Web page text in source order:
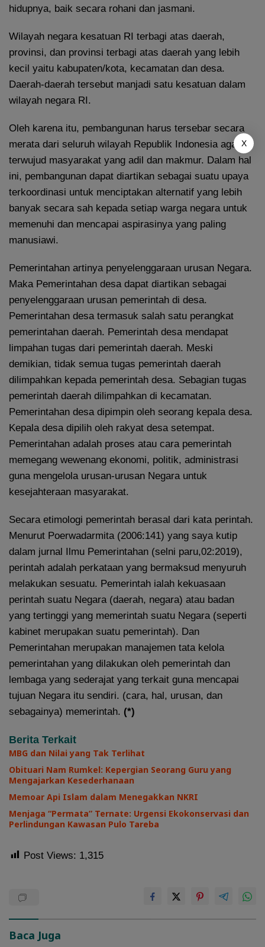
hidupnya, baik secara rohani dan jasmani.
Wilayah negara kesatuan RI terbagi atas daerah,
provinsi, dan provinsi terbagi atas daerah yang lebih
kecil yaitu kabupaten/kota, kecamatan dan desa.
Daerah-daerah tersebut manjadi satu kesatuan dalam
wilayah negara RI.
Oleh karena itu, pembangunan harus tersebar secara
merata dari seluruh wilayah Republik Indonesia agar
terwujud masyarakat yang adil dan makmur. Dalam hal
ini, pembangunan dapat diartikan sebagai suatu upaya
terkoordinasi untuk menciptakan alternatif yang lebih
banyak secara sah kepada setiap warga negara untuk
memenuhi dan mencapai aspirasinya yang paling
manusiawi.
Pemerintahan artinya penyelenggaraan urusan Negara.
Maka Pemerintahan desa dapat diartikan sebagai
penyelenggaraan urusan pemerintah di desa.
Pemerintahan desa termasuk salah satu perangkat
pemerintahan daerah. Pemerintah desa mendapat
limpahan tugas dari pemerintah daerah. Meski
demikian, tidak semua tugas pemerintah daerah
dilimpahkan kepada pemerintah desa. Sebagian tugas
pemerintah daerah dilimpahkan di kecamatan.
Pemerintahan desa dipimpin oleh seorang kepala desa.
Kepala desa dipilih oleh rakyat desa setempat.
Pemerintahan adalah proses atau cara pemerintah
memegang wewenang ekonomi, politik, administrasi
guna mengelola urusan-urusan Negara untuk
kesejahteraan masyarakat.
Secara etimologi pemerintah berasal dari kata perintah.
Menurut Poerwadarmita (2006:141) yang saya kutip
dalam jurnal Ilmu Pemerintahan (selni paru,02:2019),
perintah adalah perkataan yang bermaksud menyuruh
melakukan sesuatu. Pemerintah ialah kekuasaan
perintah suatu Negara (daerah, negara) atau badan
yang tertinggi yang memerintah suatu Negara (seperti
kabinet merupakan suatu pemerintah). Dan
Pemerintahan merupakan manajemen tata kelola
pemerintahan yang dilakukan oleh pemerintah dan
lembaga yang sederajat yang terkait guna mencapai
tujuan Negara itu sendiri. (cara, hal, urusan, dan
sebagainya) memerintah. (*)
Berita Terkait
MBG dan Nilai yang Tak Terlihat
Obituari Nam Rumkel: Kepergian Seorang Guru yang
Mengajarkan Kesederhanaan
Memoar Api Islam dalam Menegakkan NKRI
Menjaga “Permata” Ternate: Urgensi Ekokonservasi dan
Perlindungan Kawasan Pulo Tareba
Post Views: 1,315
Baca Juga
X